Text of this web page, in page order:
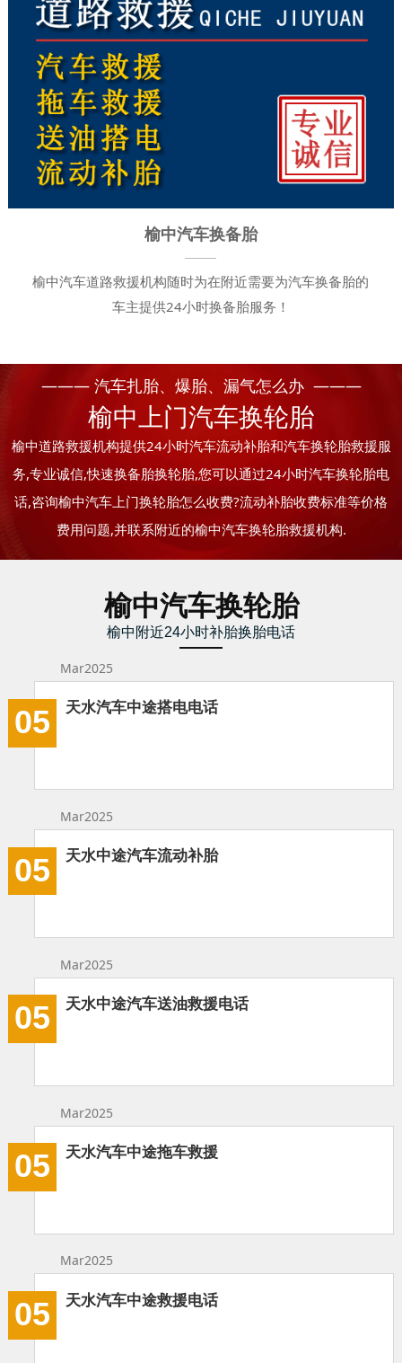
榆中汽车换备胎
榆中汽车道路救援机构随时为在附近需要为汽车换备胎的
车主提供24小时换备胎服务！
——— 汽车扎胎、爆胎、漏气怎么办 ———
榆中上门汽车换轮胎
榆中道路救援机构提供24小时汽车流动补胎和汽车换轮胎救援服
务,专业诚信,快速换备胎换轮胎,您可以通过24小时汽车换轮胎电
话,咨询榆中汽车上门换轮胎怎么收费?流动补胎收费标准等价格
费用问题,并联系附近的榆中汽车换轮胎救援机构.
榆中汽车换轮胎
榆中附近24小时补胎换胎电话
Mar2025
05 天水汽车中途搭电电话
Mar2025
05 天水中途汽车流动补胎
Mar2025
05 天水中途汽车送油救援电话
Mar2025
05 天水汽车中途拖车救援
Mar2025
05 天水汽车中途救援电话